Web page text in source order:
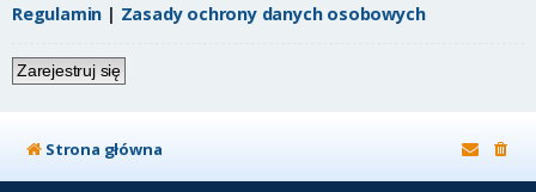
Regulamin | Zasady ochrony danych osobowych
Zarejestruj się
Strona główna